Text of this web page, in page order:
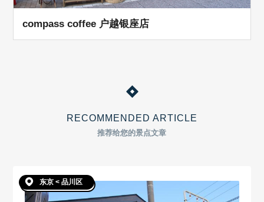
compass coffee 户越银座店
RECOMMENDED ARTICLE
推荐给您的景点文章
东京 < 品川区